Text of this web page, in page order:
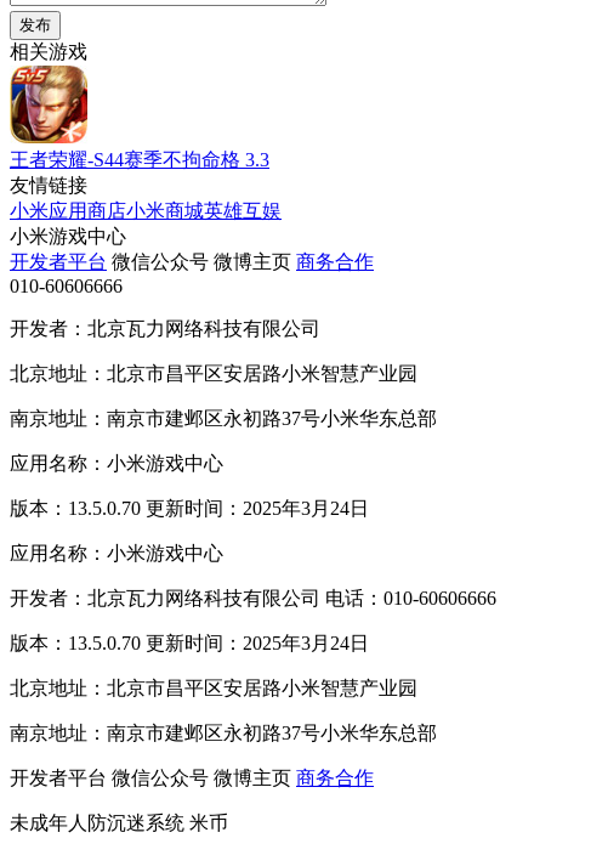
发布
相关游戏
王者荣耀-S44赛季不拘命格 3.3
友情链接
小米应用商店小米商城英雄互娱
小米游戏中心
开发者平台 微信公众号 微博主页 商务合作
010-60606666
开发者：北京瓦力网络科技有限公司
北京地址：北京市昌平区安居路小米智慧产业园
南京地址：南京市建邺区永初路37号小米华东总部
应用名称：小米游戏中心
版本：13.5.0.70 更新时间：2025年3月24日
应用名称：小米游戏中心
开发者：北京瓦力网络科技有限公司 电话：010-60606666
版本：13.5.0.70 更新时间：2025年3月24日
北京地址：北京市昌平区安居路小米智慧产业园
南京地址：南京市建邺区永初路37号小米华东总部
开发者平台 微信公众号 微博主页 商务合作
未成年人防沉迷系统 米币